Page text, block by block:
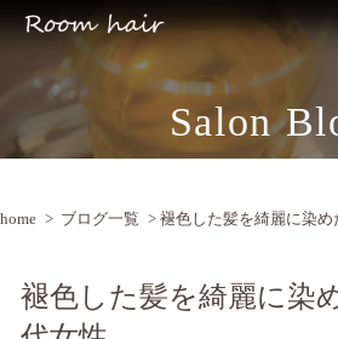
Salon
home > ブログ一覧 > 褪色した髪を綺麗に染
褪色した髪を綺麗に染